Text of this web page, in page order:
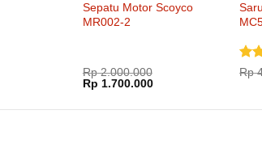
Sepatu Motor Scoyco
MR002-2
Rp2.000.000
Harga
aslinya
Rp 1.700.000Harga
dari
Rp